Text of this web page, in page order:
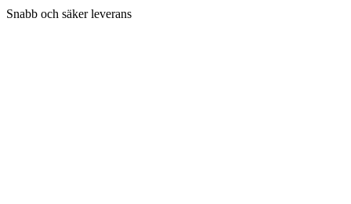
Snabb och säker leverans